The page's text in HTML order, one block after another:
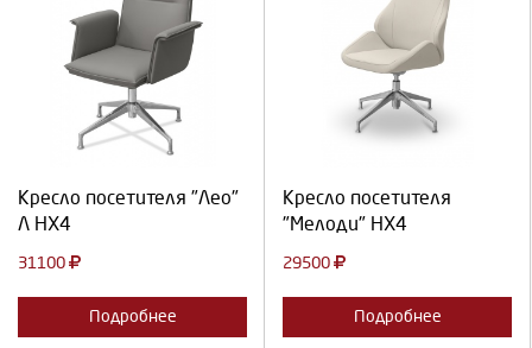
Кресло посетителя "Лео"
Л HX4
31100
Подробнее
Выберите количество:
Кресло посетителя
"Мелоди" HX4
29500
Подробнее
Выберите количество: